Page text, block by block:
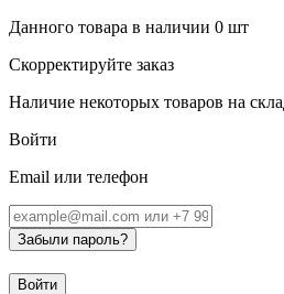
Данного товара в наличии 0 шт
Скорректируйте заказ
Наличие некоторых товаров на
Войти
Email или телефон
Забыли пароль?
Войти